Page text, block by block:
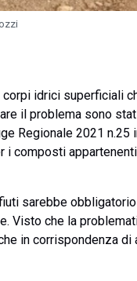
idrici superficiali
il problema sono
Regionale 2021
composti
sarebbe
Visto che la
in corrispondenza